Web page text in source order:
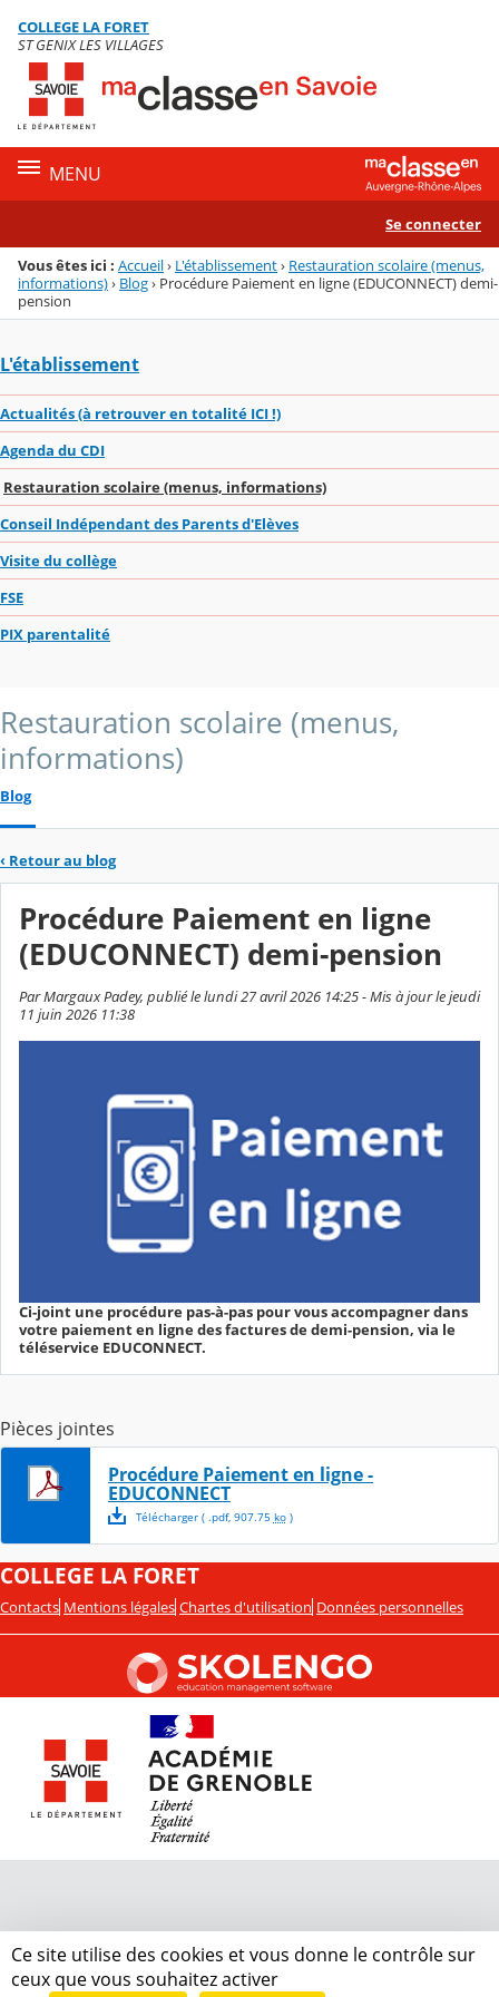
Menu de la rubrique
Contenu
COLLEGE LA FORET
ST GENIX LES VILLAGES
MENU
Se connecter
Vous êtes ici : Accueil› L'établissement› Restauration scolaire (menus,
informations)› Blog› Procédure Paiement en ligne (EDUCONNECT) demi-
pension
L'établissement
Actualités (à retrouver en totalité ICI !)
Agenda du CDI
Restauration scolaire (menus, informations)
Conseil Indépendant des Parents d'Elèves
Visite du collège
FSE
PIX parentalité
Restauration scolaire (menus,
informations)
Blog
‹ Retour au blog
Procédure Paiement en ligne
(EDUCONNECT) demi-pension
Par Margaux Padey, publié le lundi 27 avril 2026 14:25 - Mis à jour le jeudi
11 juin 2026 11:38
Ci-joint une procédure pas-à-pas pour vous accompagner dans
votre paiement en ligne des factures de demi-pension, via le
téléservice EDUCONNECT.
Pièces jointes
Procédure Paiement en ligne -
EDUCONNECT
Télécharger( .pdf, 907.75 ko)
COLLEGE LA FORET
Contacts Mentions légales Chartes d'utilisation Données personnelles
Ce site utilise des cookies et vous donne le contrôle sur
ceux que vous souhaitez activer